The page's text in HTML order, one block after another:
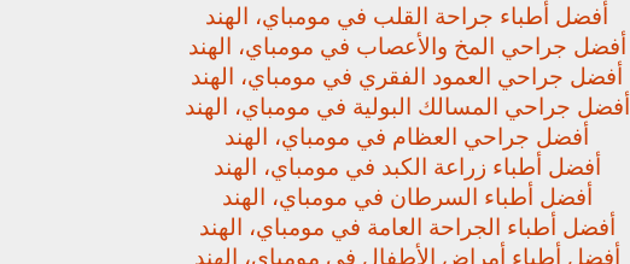
أفضل أطباء جراحة القلب في مومباي، الهند
أفضل جراحي المخ والأعصاب في مومباي، الهند
أفضل جراحي العمود الفقري في مومباي، الهند
أفضل جراحي المسالك البولية في مومباي، الهند
أفضل جراحي العظام في مومباي، الهند
أفضل أطباء زراعة الكبد في مومباي، الهند
أفضل أطباء السرطان في مومباي، الهند
أفضل أطباء الجراحة العامة في مومباي، الهند
أفضل أطباء أمراض الأطفال في مومباي، الهند